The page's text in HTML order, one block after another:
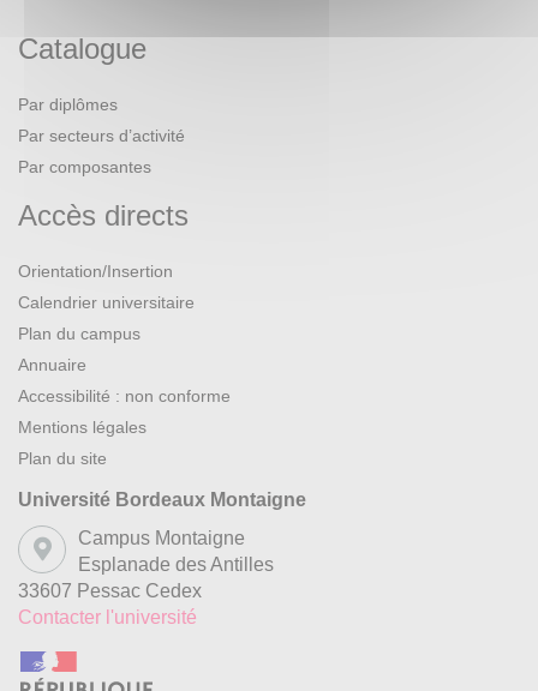
Catalogue
Par diplômes
Par secteurs d’activité
Par composantes
Accès directs
Orientation/Insertion
Calendrier universitaire
Plan du campus
Annuaire
Accessibilité : non conforme
Mentions légales
Plan du site
Université Bordeaux Montaigne
Campus Montaigne
Esplanade des Antilles
33607 Pessac Cedex
Contacter l'université